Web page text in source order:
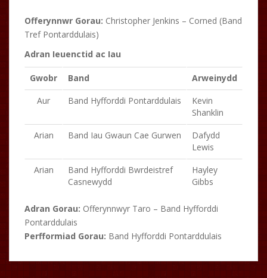
Offerynnwr Gorau: Christopher Jenkins – Corned (Band
Tref Pontarddulais)
Adran Ieuenctid ac Iau
Gwobr Band
Arweinydd
Aur
Band Hyfforddi Pontarddulais
Kevin
Shanklin
Arian
Band Iau Gwaun Cae Gurwen
Dafydd
Lewis
Arian
Band Hyfforddi Bwrdeistref
Casnewydd
Hayley
Gibbs
Adran Gorau: Offerynnwyr Taro – Band Hyfforddi
Pontarddulais
Perfformiad Gorau: Band Hyfforddi Pontarddulais